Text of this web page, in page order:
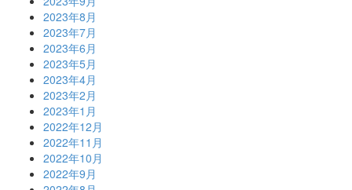
2023年8月
2023年7月
2023年6月
2023年5月
2023年4月
2023年2月
2023年1月
2022年12月
2022年11月
2022年10月
2022年9月